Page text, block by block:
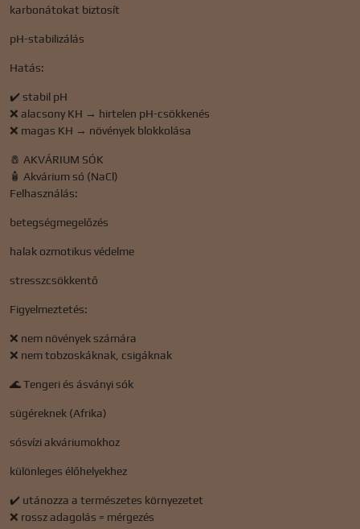
karbonátokat biztosít
pH-stabilizálás
Hatás:
✔️ stabil pH
❌ alacsony KH → hirtelen pH-csökkenés
❌ magas KH → növények blokkolása
🧂 AKVÁRIUM SÓK
🧴 Akvárium só (NaCl)
Felhasználás:
betegségmegelőzés
halak ozmotikus védelme
stresszcsökkentő
Figyelmeztetés:
❌ nem növények számára
❌ nem tobzoskáknak, csigáknak
🌊 Tengeri és ásványi sók
sügéreknek (Afrika)
sósvízi akváriumokhoz
különleges élőhelyekhez
✔️ utánozza a természetes környezetet
❌ rossz adagolás = mérgezés